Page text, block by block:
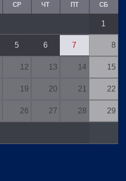
СР ЧТ ПТ СБ
1
5 6 7 8
12 13 14 15
19 20 21 22
26 27 28 29